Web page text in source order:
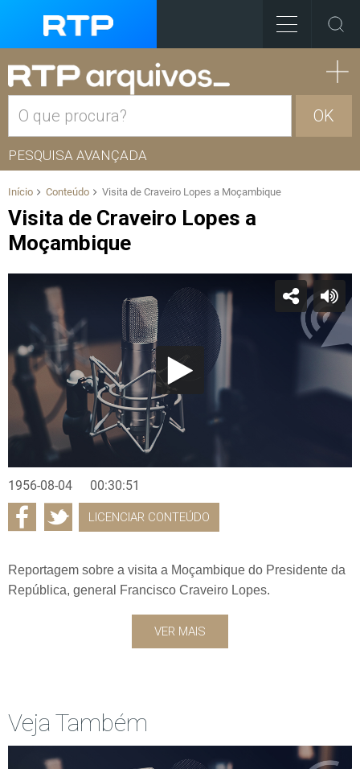
OK
PESQUISA AVANÇADA
Início Conteúdo Visita de Craveiro Lopes a Moçambique
Visita de Craveiro Lopes a
Moçambique
1956-08-04 00:30:51
LICENCIAR CONTEÚDO
Reportagem sobre a visita a Moçambique do Presidente da
República, general Francisco Craveiro Lopes.
VER MAIS
Veja Também